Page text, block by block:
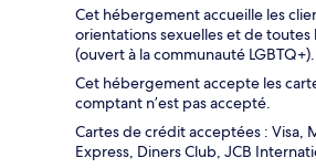
Cet hébergement accueille les
orientations sexuelles et de
(ouvert à la communauté LGBTQ+).
Cet hébergement accepte les
comptant n’est pas accepté.
Cartes de crédit acceptées : Visa,
Express, Diners Club, JCB